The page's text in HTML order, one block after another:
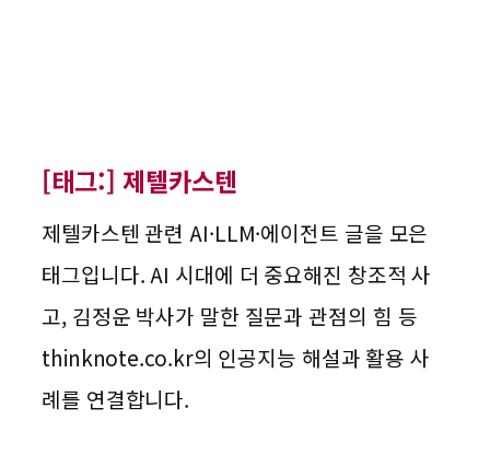
[태그:]제텔카스텐
제텔카스텐 관련 AI·LLM·에이전트 글을 모은
태그입니다. AI 시대에 더 중요해진 창조적 사
고, 김정운 박사가 말한 질문과 관점의 힘 등
thinknote.co.kr의 인공지능 해설과 활용 사
례를 연결합니다.